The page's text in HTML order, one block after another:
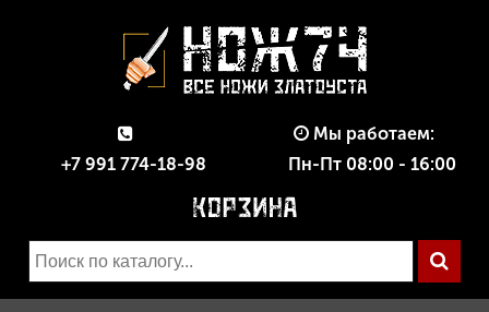
+7 991 774-18-98
Мы работаем:
Пн-Пт 08:00 - 16:00